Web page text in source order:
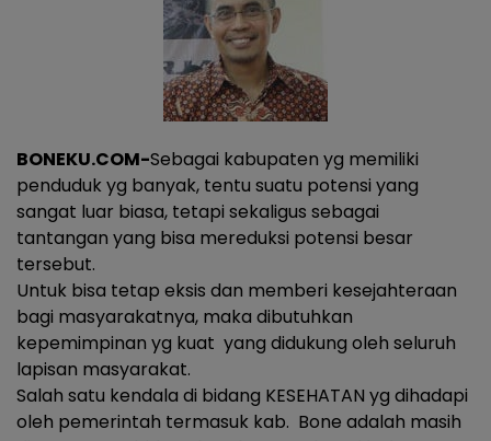
BONEKU.COM-Sebagai kabupaten yg memiliki
penduduk yg banyak, tentu suatu potensi yang
sangat luar biasa, tetapi sekaligus sebagai
tantangan yang bisa mereduksi potensi besar
tersebut.
Untuk bisa tetap eksis dan memberi kesejahteraan
bagi masyarakatnya, maka dibutuhkan
kepemimpinan yg kuat yang didukung oleh seluruh
lapisan masyarakat.
Salah satu kendala di bidang KESEHATAN yg dihadapi
oleh pemerintah termasuk kab. Bone adalah masih